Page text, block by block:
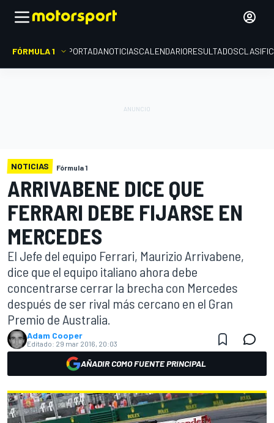
FÓRMULA 1 PORTADANOTICIASCALENDARIORESULTADOS
NOTICIAS Fórmula 1
ARRIVABENE DICE QUE
FERRARI DEBE FIJARSE EN
MERCEDES
El Jefe del equipo Ferrari, Maurizio Arrivabene,
dice que el equipo italiano ahora debe
concentrarse cerrar la brecha con Mercedes
después de ser rival más cercano en el Gran
Premio de Australia.
Adam Cooper
Editado: 29 mar 2016, 20:03
AÑADIR COMO FUENTE PRINCIPAL